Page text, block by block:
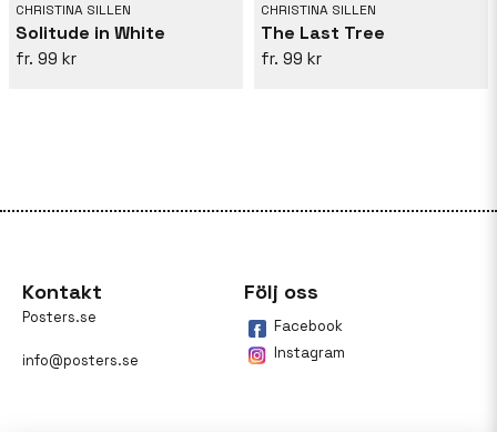
CHRISTINA SILLEN
Solitude in White
99 kr
CHRISTINA SILLEN
The Last Tree
99 kr
Kontakt
Posters.se
info@posters.se
Följ oss
Facebook
Instagram